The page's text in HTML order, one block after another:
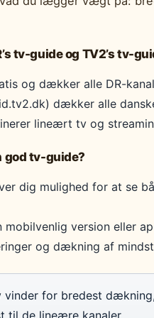
tv-guide og TV2’s tv-
og dækker alle DR-
dækker alle
lineært tv og
god tv-guide?
dig mulighed for at se
mobilvenlig version eller
og dækning af
for bredest
til de lineære kanaler.